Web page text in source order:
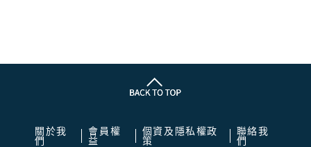
關於我
們
會員權
益
個資及隱私權政
策
聯絡我
們